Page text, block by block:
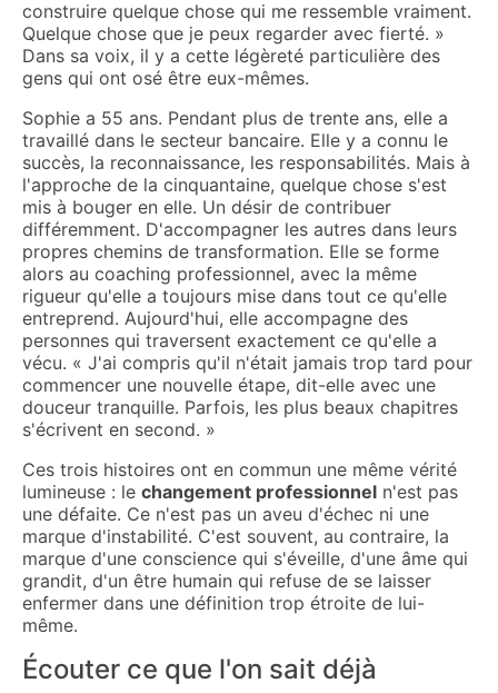
construire quelque chose qui me ressemble vraiment.
Quelque chose que je peux regarder avec fierté. »
Dans sa voix, il y a cette légèreté particulière des
gens qui ont osé être eux-mêmes.
Sophie a 55 ans. Pendant plus de trente ans, elle a
travaillé dans le secteur bancaire. Elle y a connu le
succès, la reconnaissance, les responsabilités. Mais à
l'approche de la cinquantaine, quelque chose s'est
mis à bouger en elle. Un désir de contribuer
différemment. D'accompagner les autres dans leurs
propres chemins de transformation. Elle se forme
alors au coaching professionnel, avec la même
rigueur qu'elle a toujours mise dans tout ce qu'elle
entreprend. Aujourd'hui, elle accompagne des
personnes qui traversent exactement ce qu'elle a
vécu. « J'ai compris qu'il n'était jamais trop tard pour
commencer une nouvelle étape, dit-elle avec une
douceur tranquille. Parfois, les plus beaux chapitres
s'écrivent en second. »
Ces trois histoires ont en commun une même vérité
lumineuse : le changement professionnel n'est pas
une défaite. Ce n'est pas un aveu d'échec ni une
marque d'instabilité. C'est souvent, au contraire, la
marque d'une conscience qui s'éveille, d'une âme qui
grandit, d'un être humain qui refuse de se laisser
enfermer dans une définition trop étroite de lui-
même.
Écouter ce que l'on sait déjà